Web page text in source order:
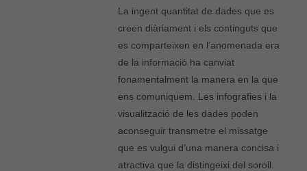
La ingent quantitat de dades que es
creen diàriament i els continguts que
es comparteixen en l’anomenada era
de la informació ha canviat
fonamentalment la manera en la que
ens comuniquem. Les infografies i la
visualització de les dades poden
aconseguir transmetre el missatge
que es vulgui d’una manera concisa i
atractiva que la distingeixi del soroll.